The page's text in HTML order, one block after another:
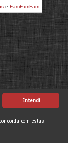
e FamFamFam
Entendi
com estas